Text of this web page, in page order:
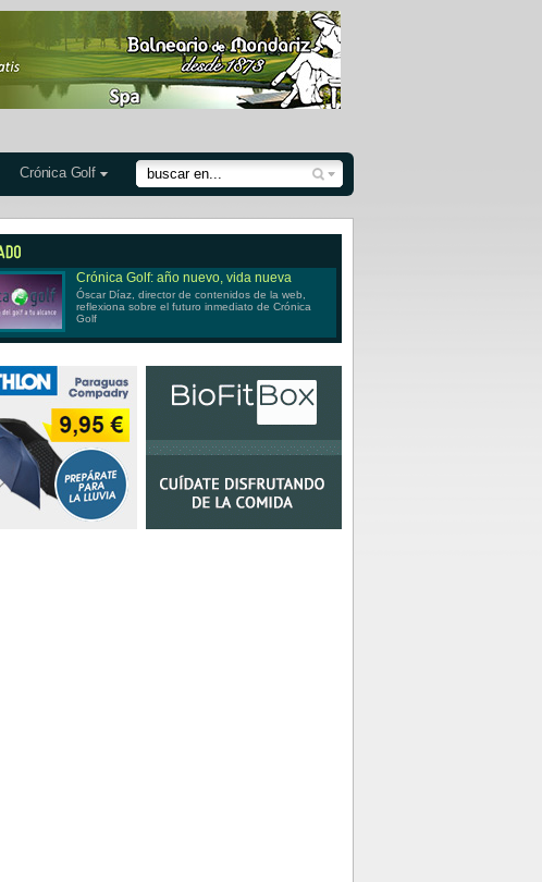
Crónica Golf
Crónica Golf: año nuevo, vida nueva
Óscar Díaz, director de contenidos de la web,
reflexiona sobre el futuro inmediato de Crónica
Golf